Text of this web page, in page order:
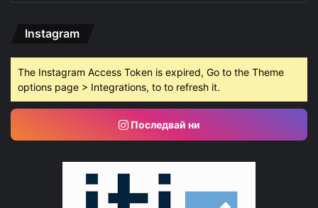
Instagram
The Instagram Access Token is expired, Go to the Theme
options page > Integrations, to to refresh it.
Последвай ни